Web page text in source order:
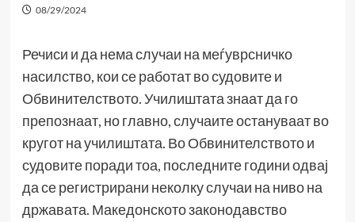
08/29/2024
Речиси и да нема случаи на меѓуврсничко
насилство, кои се работат во судовите и
Обвинителството. Училиштата знаат да го
препознаат, но главно, случаите остануваат во
кругот на училиштата. Во Обвинителството и
судовите поради тоа, последните години одвај
да се регистрирани неколку случаи на ниво на
државата. Македонското законодавство